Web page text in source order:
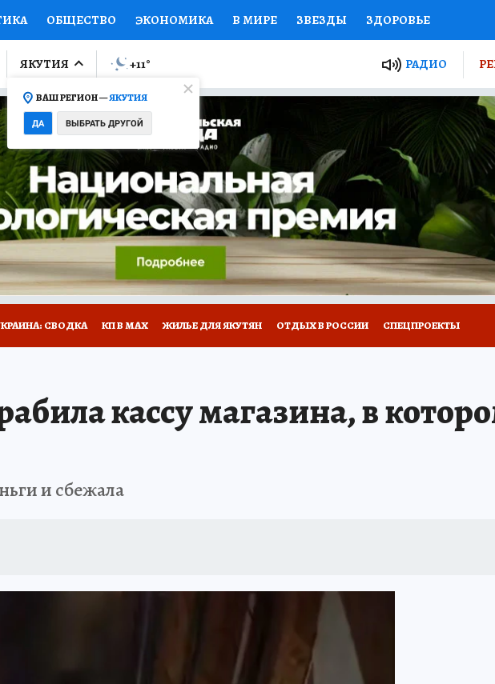
ОБЩЕСТВО ЭКОНОМИКА В МИРЕ ЗВЕЗДЫ ЗДОРОВЬЕ
ПРОИСШЕСТВИЯ НАЦИОНАЛЬНЫЕ ПРОЕКТЫ РОССИИ
ОТКРЫВАЕМ МИР Я ЗНАЮ СЕМЬЯ ЖЕНСКИЕ СЕКРЕТЫ
ПРОМОКОДЫ СЕРИАЛЫ СПЕЦПРОЕКТЫ ДЕФИЦИТ ЖЕЛЕЗА ТУРИЗМ
КОЛЛЕКЦИИ КОНКУРСЫ РАБОТА У НАС ГИД ПОТРЕБИТЕЛЯ ВСЕ
САЙТЕ
ЯКУТИЯ
ВАШ РЕГИОН —ЯКУТИЯ
ДА ВЫБРАТЬ ДРУГОЙ
+11° РАДИО
СВОДКА КП В МАХ ЖИЛЬЕ ДЛЯ ЯКУТЯН ОТДЫХ В РОССИИ СПЕЦПРОЕКТЫ
кассу магазина, в
и сбежала